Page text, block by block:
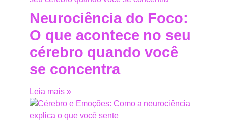
Neurociência do Foco:
O que acontece no seu
cérebro quando você
se concentra
Leia mais »